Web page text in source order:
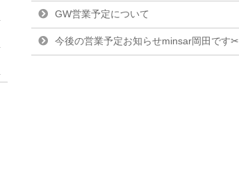
GW営業予定について
今後の営業予定お知らせminsar岡田です✂︎